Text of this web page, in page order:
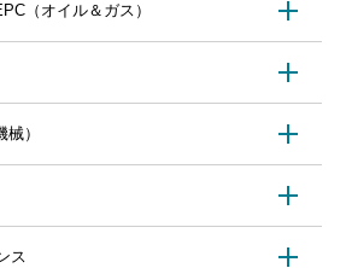
（オイル＆ガス）
）
ス